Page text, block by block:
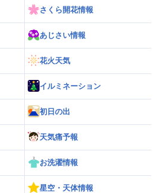
さくら開花情報
あじさい情報
花火天気
イルミネーション
初日の出
天気痛予報
お洗濯情報
星空・天体情報